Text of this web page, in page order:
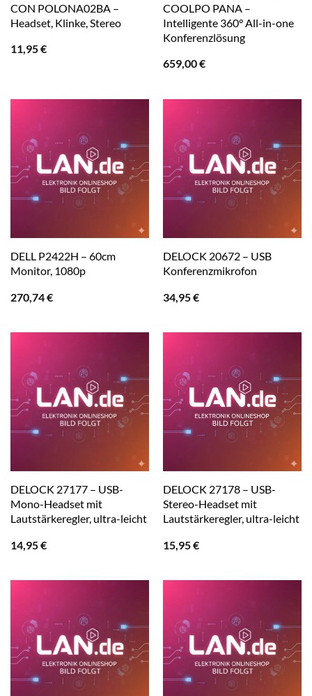
CON POLONA02BA –
Headset, Klinke, Stereo
11,95€
COOLPO PANA –
Intelligente 360° All-in-one
Konferenzlösung
659,00€
DELL P2422H – 60cm
Monitor, 1080p
270,74€
DELOCK 20672 – USB
Konferenzmikrofon
34,95€
DELOCK 27177 – USB-
Mono-Headset mit
Lautstärkeregler, ultra-leicht
14,95€
DELOCK 27178 – USB-
Stereo-Headset mit
Lautstärkeregler, ultra-leicht
15,95€